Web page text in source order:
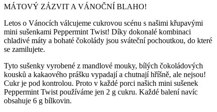
MÁTOVÝ ZÁZVIT A VÁNOČNÍ BLAHO!
Letos o Vánocích válcujeme cukrovou scénu s našimi křupavými
mini sušenkami Peppermint Twist! Díky dokonalé kombinaci
chladivé máty a bohaté čokolády jsou sváteční pochoutkou, do které
se zamilujete.
Tyto sušenky vyrobené z mandlové mouky, bílých čokoládových
kousků a kakaového prášku vypadají a chutnají hříšně, ale nejsou!
Cukr je pod kontrolou. Proto v každé porci našich mini sušenek
Peppermint Twist používáme jen 2 g cukru. Každé balení navíc
obsahuje 6 g bílkovin.